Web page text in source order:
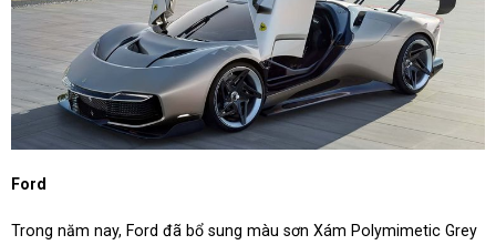
Ford
Trong năm nay, Ford đã bổ sung màu sơn Xám Polymimetic Grey